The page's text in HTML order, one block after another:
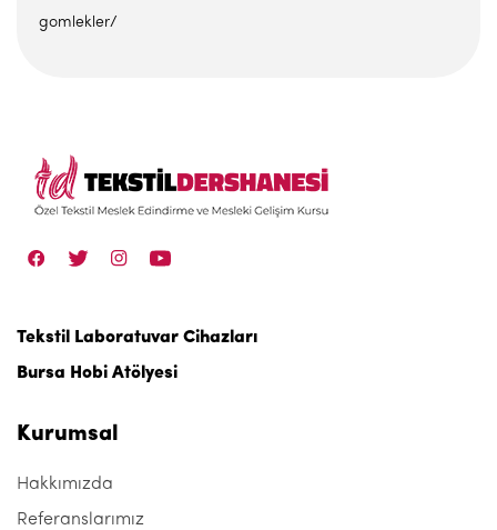
gomlekler/
Tekstil Laboratuvar Cihazları
Bursa Hobi Atölyesi
Kurumsal
Hakkımızda
Referanslarımız